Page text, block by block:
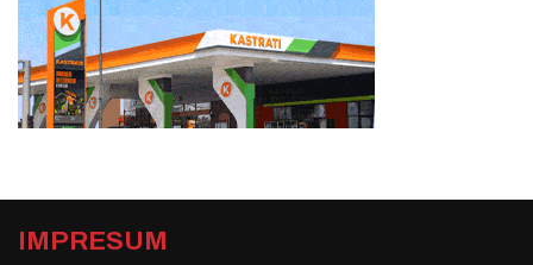
IMPRESUM